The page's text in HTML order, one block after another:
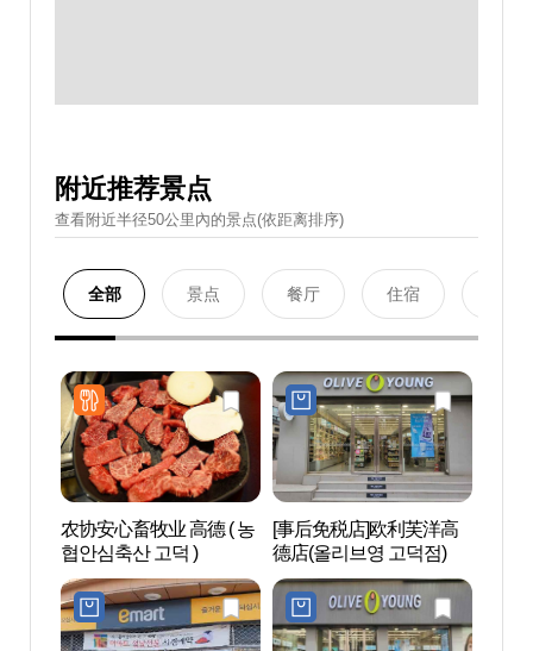
附近推荐景点
查看附近半径50公里內的景点(依距离排序)
全部 景点 餐厅 住宿
农协安心畜牧业 高德 ( 농
협안심축산 고덕 )
[事后免税店]欧利芙洋高
德店(올리브영 고덕점)